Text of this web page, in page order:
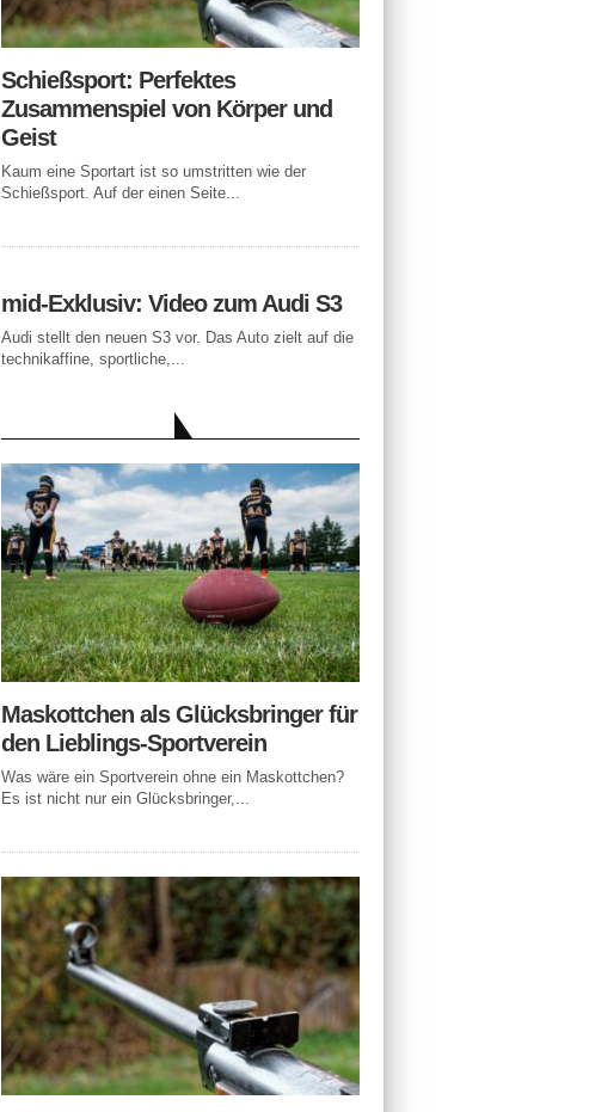
Schießsport: Perfektes
Zusammenspiel von Körper und
Geist
Kaum eine Sportart ist so umstritten wie der
Schießsport. Auf der einen Seite...
mid-Exklusiv: Video zum Audi S3
Audi stellt den neuen S3 vor. Das Auto zielt auf die
technikaffine, sportliche,...
Maskottchen als Glücksbringer für
den Lieblings-Sportverein
Was wäre ein Sportverein ohne ein Maskottchen?
Es ist nicht nur ein Glücksbringer,...